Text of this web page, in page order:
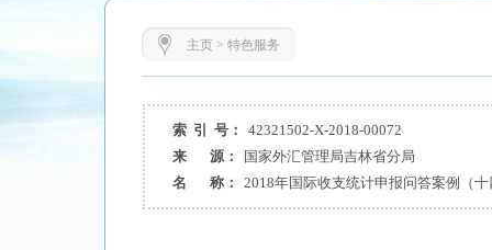
主页> 特色服务
索 引 号：
42321502-X-2018-00072
来 源：
国家外汇管理局吉林省分局
名 称：
2018年国际收支统计申报问答案例（十